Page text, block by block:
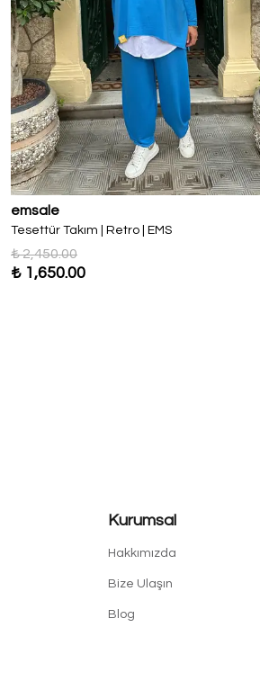
emsale
Tesettür Takım | Retro | EMS
₺ 2,450.00
₺ 1,650.00
Kurumsal
Hakkımızda
Bize Ulaşın
Blog